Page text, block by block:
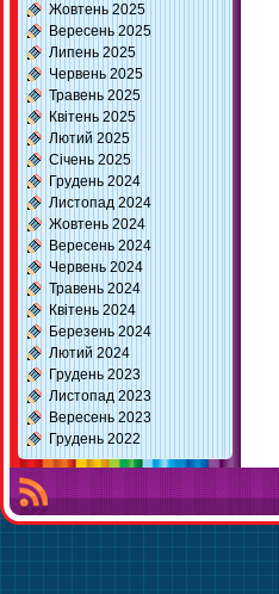
Жовтень 2025
Вересень 2025
Липень 2025
Червень 2025
Травень 2025
Квітень 2025
Лютий 2025
Січень 2025
Грудень 2024
Листопад 2024
Жовтень 2024
Вересень 2024
Червень 2024
Травень 2024
Квітень 2024
Березень 2024
Лютий 2024
Грудень 2023
Листопад 2023
Вересень 2023
Грудень 2022